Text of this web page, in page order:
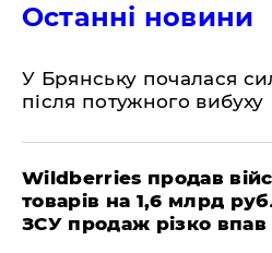
Останні новини
У Брянську почалася
після потужного вибуху
Wildberries продав
товарів на 1,6 млрд
ЗСУ продаж різко впав